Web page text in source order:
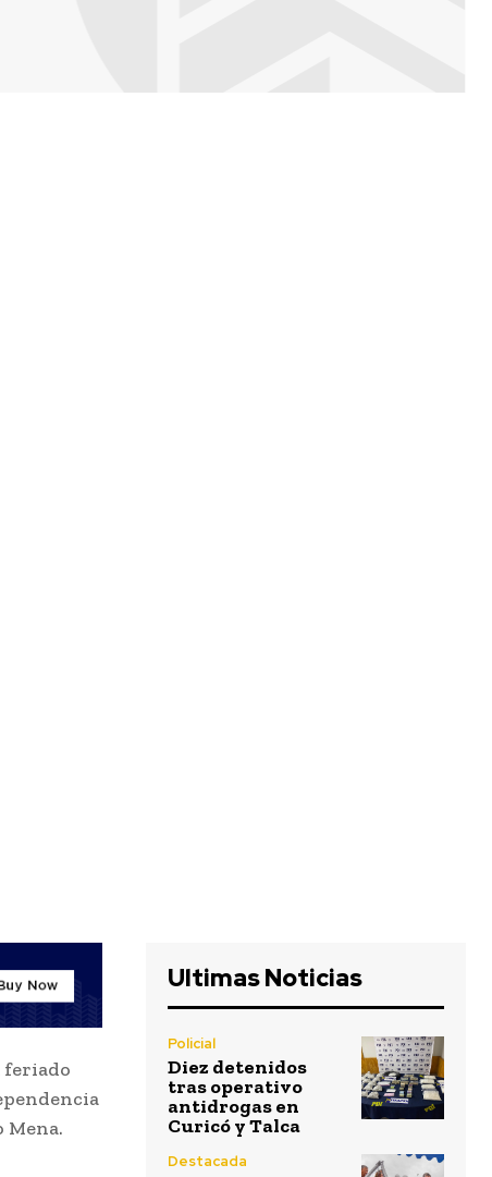
feriado
Mena.
Ultimas Noticias
Policial
Diez detenidos
tras operativo
antidrogas en
Curicó y Talca
Destacada